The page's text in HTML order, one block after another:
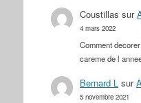
Coustillas sur
4 mars 2022
Comment
careme de l
Bernard Lsur
5 novembre 2021